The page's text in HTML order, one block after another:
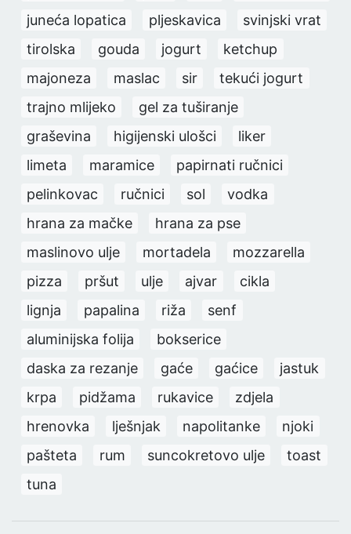
juneća lopatica
pljeskavica
svinjski vrat
tirolska
gouda jogurt
ketchup
majoneza
maslac sir
tekući jogurt
trajno mlijeko
gel za tuširanje
graševina
higijenski ulošci
liker
limeta
maramice
papirnati ručnici
pelinkovac
ručnici sol
vodka
hrana za mačke
hrana za pse
maslinovo ulje
mortadela
mozzarella
pizza
pršut ulje ajvar
cikla
lignja
papalina riža
senf
aluminijska folija
bokserice
daska za rezanje
gaće gaćice
jastuk
krpa
pidžama rukavice
zdjela
hrenovka
lješnjak napolitanke
njoki
pašteta
rum suncokretovo ulje
toast
tuna